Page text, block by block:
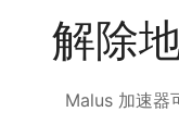
解除
Malus 加速器